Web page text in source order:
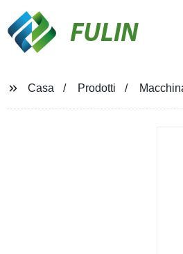
FULIN
Casa Prodotti